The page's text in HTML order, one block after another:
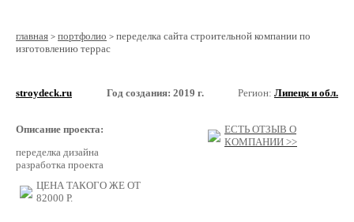
главная > портфолио > переделка сайта строительной компании по
изготовлению террас
stroydeck.ru Год создания: 2019 г. Регион: Липецк и обл.
Описание проекта:
переделка дизайна
разработка проекта
ЕСТЬ ОТЗЫВ О
КОМПАНИИ >>
ЦЕНА ТАКОГО ЖЕ ОТ
82000 Р.